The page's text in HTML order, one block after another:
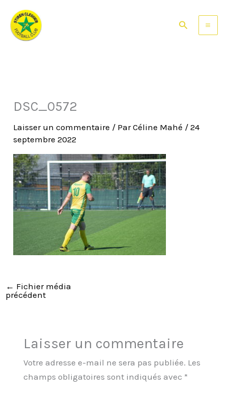
contenu
Rechercher
DSC_0572
Laisser un commentaire / ParCéline Mahé /24
septembre 2022
← Fichier média
précédent
Laisser un commentaire
Votre adresse e-mail ne sera pas publiée. Les
champs obligatoires sont indiqués avec *